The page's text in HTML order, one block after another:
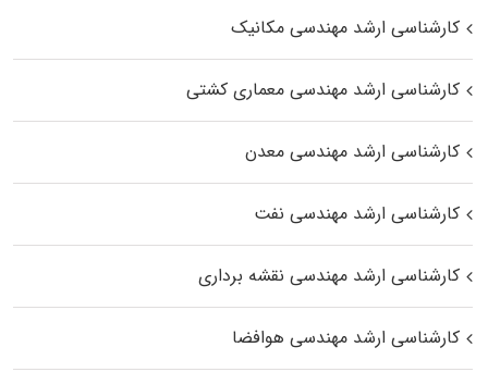
کارشناسی ارشد مهندسی مکانیک
کارشناسی ارشد مهندسی معماری کشتی
کارشناسی ارشد مهندسی معدن
کارشناسی ارشد مهندسی نفت
کارشناسی ارشد مهندسی نقشه برداری
کارشناسی ارشد مهندسی هوافضا